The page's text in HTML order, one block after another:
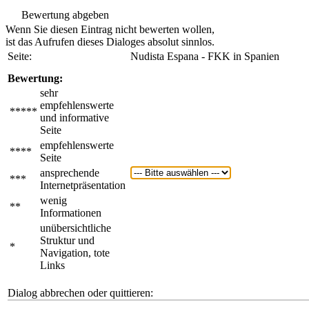
Bewertung abgeben
Wenn Sie diesen Eintrag nicht bewerten wollen,
ist das Aufrufen dieses Dialoges absolut sinnlos.
Seite:
Nudista Espana - FKK in Spanien
Bewertung:
*****
sehr
empfehlenswerte
und informative
Seite
****
empfehlenswerte
Seite
***
ansprechende
Internetpräsentation
**
wenig
Informationen
*
unübersichtliche
Struktur und
Navigation, tote
Links
Dialog abbrechen oder quittieren: